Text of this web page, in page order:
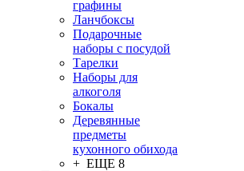
графины
Ланчбоксы
Подарочные
наборы с посудой
Тарелки
Наборы для
алкоголя
Бокалы
Деревянные
предметы
кухонного обихода
+ ЕЩЕ 8